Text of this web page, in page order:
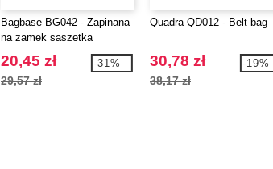
Bagbase BG042 - Zapinana
na zamek saszetka
biodrowa
20,45 zł
29,57 zł
-31%
Quadra QD012 - Belt bag
30,78 zł
38,17 zł
-19%